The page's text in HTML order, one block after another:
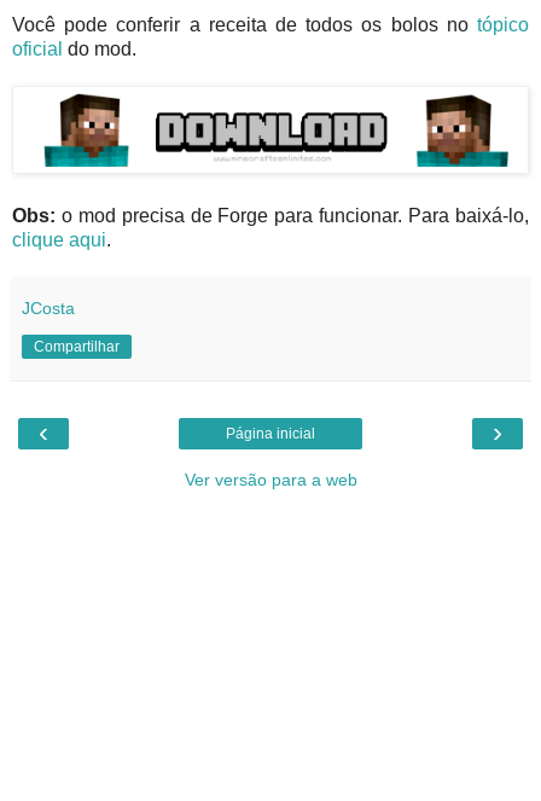
Você pode conferir a receita de todos os bolos no tópico
oficial do mod.
Obs: o mod precisa de Forge para funcionar. Para baixá-lo,
clique aqui.
JCosta
Compartilhar
‹ ›
Página inicial
Ver versão para a web